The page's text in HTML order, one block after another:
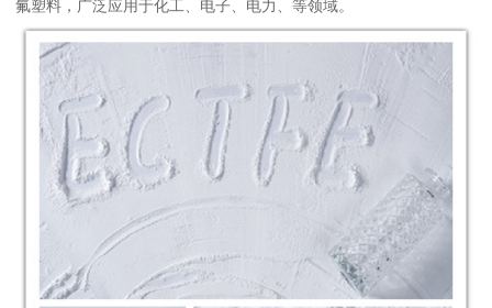
氟塑料，广泛应用于化工、电子、电力、等领域。